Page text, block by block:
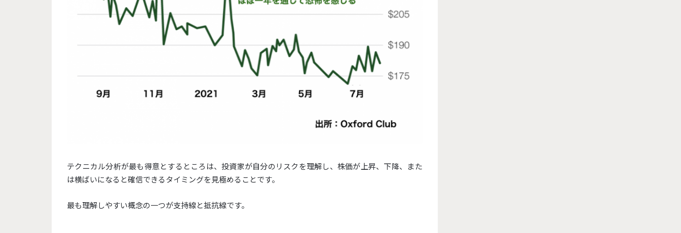
テクニカル分析が最も得意とするところは、投資家が自分のリスクを理解し、株価が上昇、下降、
また
は横ばいになると確信できるタイミングを見極めることです。
最も理解しやすい概念の一つが支持線と抵抗線です。